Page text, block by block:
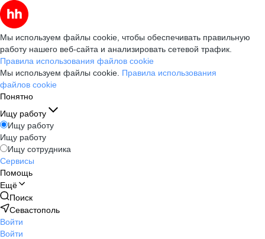
Мы используем файлы cookie, чтобы обеспечивать правильную
работу нашего веб-сайта и анализировать сетевой трафик.
Правила использования файлов cookie
Мы используем файлы cookie. Правила использования
файлов cookie
Понятно
Ищу работу
Ищу работу
Ищу работу
Ищу сотрудника
Сервисы
Помощь
Ещё
Поиск
Севастополь
Войти
Войти